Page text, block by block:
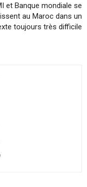
et Banque mondiale se
au Maroc dans un
toujours très difficile